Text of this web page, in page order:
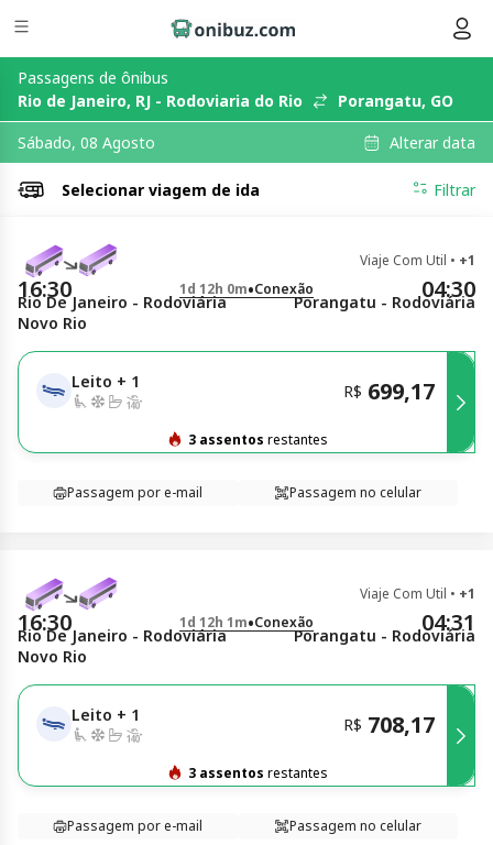
Passagens de ônibus
Rio de Janeiro, RJ - Rodoviaria do Rio
Porangatu, GO
Sábado, 08 Agosto
Alterar data
Selecionar viagem de ida Filtrar
Viaje Com Util • +1
16:30 1d 12h 0m•Conexão 04:30
Rio De Janeiro - Rodoviária
Novo Rio
Porangatu - Rodoviária
Leito + 1 R$ 699,17
3 assentos restantes
Passagem por e-mail Passagem no celular
Viaje Com Util • +1
16:30 1d 12h 1m•Conexão 04:31
Rio De Janeiro - Rodoviária
Novo Rio
Porangatu - Rodoviária
Leito + 1 R$ 708,17
3 assentos restantes
Passagem por e-mail Passagem no celular